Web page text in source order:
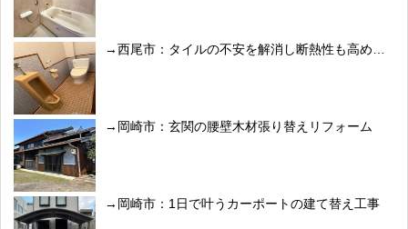
西尾市：タイルの不安を解消し断熱性も高めたトイレリフォーム
岡崎市：玄関の腰壁木材張り替えリフォーム
岡崎市：1日で叶うカーポートの建て替え工事